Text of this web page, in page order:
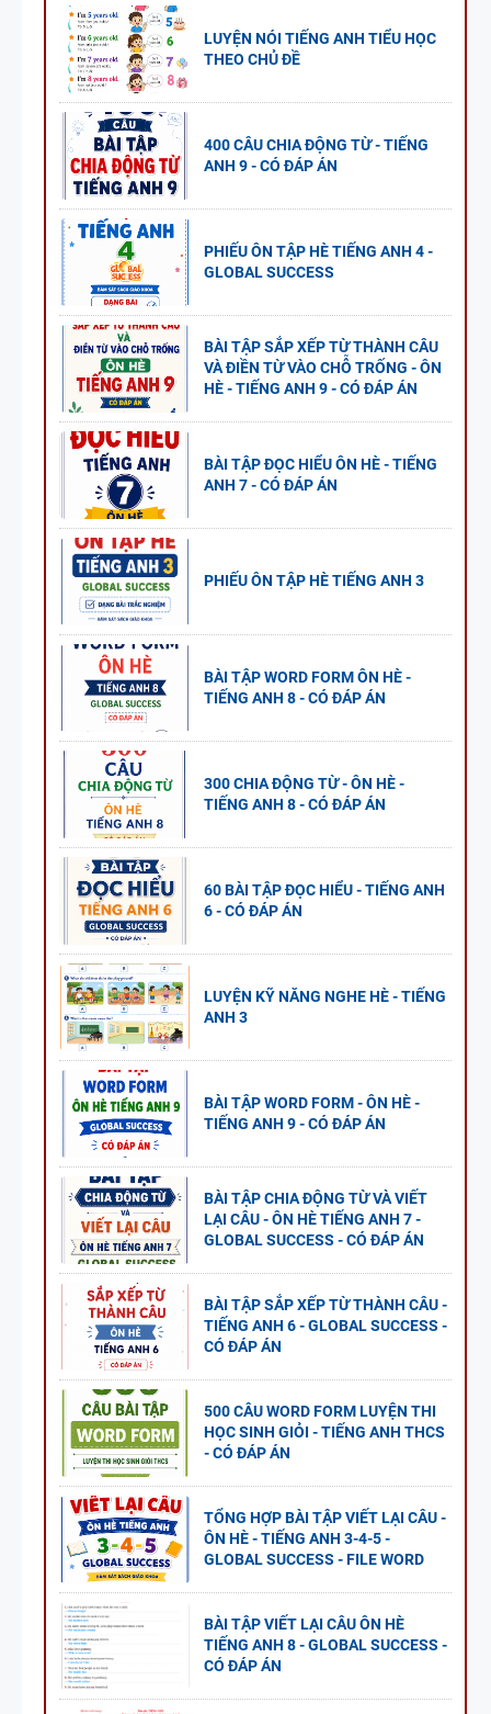
LUYỆN NÓI TIẾNG ANH TIỂU HỌC
THEO CHỦ ĐỀ
400 CÂU CHIA ĐỘNG TỪ - TIẾNG
ANH 9 - CÓ ĐÁP ÁN
PHIẾU ÔN TẬP HÈ TIẾNG ANH 4 -
GLOBAL SUCCESS
BÀI TẬP SẮP XẾP TỪ THÀNH CÂU
VÀ ĐIỀN TỪ VÀO CHỖ TRỐNG - ÔN
HÈ - TIẾNG ANH 9 - CÓ ĐÁP ÁN
BÀI TẬP ĐỌC HIỂU ÔN HÈ - TIẾNG
ANH 7 - CÓ ĐÁP ÁN
PHIẾU ÔN TẬP HÈ TIẾNG ANH 3
BÀI TẬP WORD FORM ÔN HÈ -
TIẾNG ANH 8 - CÓ ĐÁP ÁN
300 CHIA ĐỘNG TỪ - ÔN HÈ -
TIẾNG ANH 8 - CÓ ĐÁP ÁN
60 BÀI TẬP ĐỌC HIỂU - TIẾNG ANH
6 - CÓ ĐÁP ÁN
LUYỆN KỸ NĂNG NGHE HÈ - TIẾNG
ANH 3
BÀI TẬP WORD FORM - ÔN HÈ -
TIẾNG ANH 9 - CÓ ĐÁP ÁN
BÀI TẬP CHIA ĐỘNG TỪ VÀ VIẾT
LẠI CÂU - ÔN HÈ TIẾNG ANH 7 -
GLOBAL SUCCESS - CÓ ĐÁP ÁN
BÀI TẬP SẮP XẾP TỪ THÀNH CÂU -
TIẾNG ANH 6 - GLOBAL SUCCESS -
CÓ ĐÁP ÁN
500 CÂU WORD FORM LUYỆN THI
HỌC SINH GIỎI - TIẾNG ANH THCS
- CÓ ĐÁP ÁN
TỔNG HỢP BÀI TẬP VIẾT LẠI CÂU -
ÔN HÈ - TIẾNG ANH 3-4-5 -
GLOBAL SUCCESS - FILE WORD
BÀI TẬP VIẾT LẠI CÂU ÔN HÈ
TIẾNG ANH 8 - GLOBAL SUCCESS -
CÓ ĐÁP ÁN